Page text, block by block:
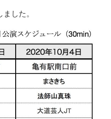
した。